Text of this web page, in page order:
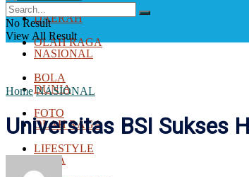
DUNIA
OLAH RAGA
BOLA
FOTO
LIFESTYLE
DAERAH
NASIONAL
DUNIA
OLAH RAGA
BOLA
No Result
View All Result
Home NASIONAL
Universitas BSI Sukses